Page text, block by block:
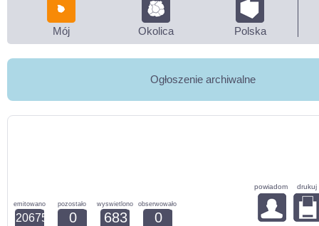
Mój Okolica Polska
Ogłoszenie archiwalne
emitowano
20675
pozostało
0
wyswietlono
683
obserwowało
0
powiadom drukuj